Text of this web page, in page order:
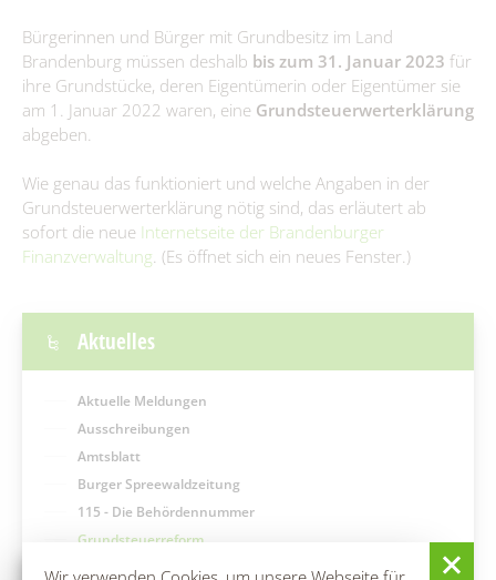
Ausschreibungen/Vergaben
Vergebene Aufträge
Immobilienausschreibungen
Interessenbekundungsverfahren
Burger Spreewaldzeitung
115 - Die Behördennummer
Grundsteuerreform
Publikationen
Aus Kita & Hort
Amt & Gemeinden
Vorstellung
Grußwort
Gemeinden
Briesen/Brjazyna
Politik & Verwaltung
Der Amtsdirektor
Amt I – Hauptverwaltung
Bürgerservice
Wirtschaft
Bürgerinnen und Bürger mit Grundbesitz im Land
Brandenburg müssen deshalb bis zum 31. Januar 2023 für
ihre Grundstücke, deren Eigentümerin oder Eigentümer sie
am 1. Januar 2022 waren, eine Grundsteuerwerterklärung
abgeben.
Wie genau das funktioniert und welche Angaben in der
Grundsteuerwerterklärung nötig sind, das erläutert ab
sofort die neue Internetseite der Brandenburger
Finanzverwaltung. (Es öffnet sich ein neues Fenster.)
Aktuelles
Aktuelle Meldungen
Ausschreibungen
Amtsblatt
Burger Spreewaldzeitung
115 - Die Behördennummer
Grundsteuerreform
Publikationen